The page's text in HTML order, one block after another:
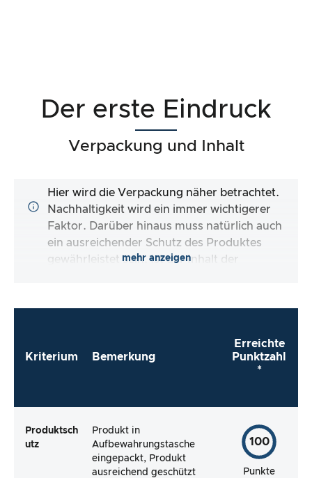
Der erste Eindruck
Verpackung und Inhalt
Hier wird die Verpackung näher betrachtet.
Nachhaltigkeit wird ein immer wichtigerer
Faktor. Darüber hinaus muss natürlich auch
ein ausreichender Schutz des Produktes
gewährleistet sein. Ist der Inhalt der
direkt zu verwenden?
mehr anzeigen
Kriterium Bemerkung
Erreichte
Punktzahl
*
Produktsch
utz
Produkt in
Aufbewahrungstasche
eingepackt, Produkt
ausreichend geschützt
100
Punkte